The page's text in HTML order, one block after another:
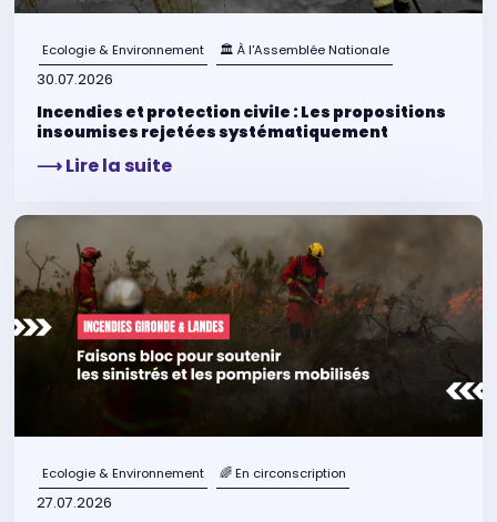
Ecologie & Environnement 🏛 À l'Assemblée Nationale
30.07.2026
Incendies et protection civile : Les propositions
insoumises rejetées systématiquement
⟶ Lire la suite
Ecologie & Environnement 🌈 En circonscription
27.07.2026